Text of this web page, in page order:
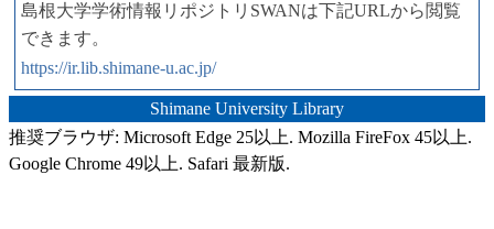
島根大学学術情報リポジトリSWANは下記URLから閲覧
できます。
https://ir.lib.shimane-u.ac.jp/
Shimane University Library
推奨ブラウザ: Microsoft Edge 25以上. Mozilla FireFox 45以上.
Google Chrome 49以上. Safari 最新版.